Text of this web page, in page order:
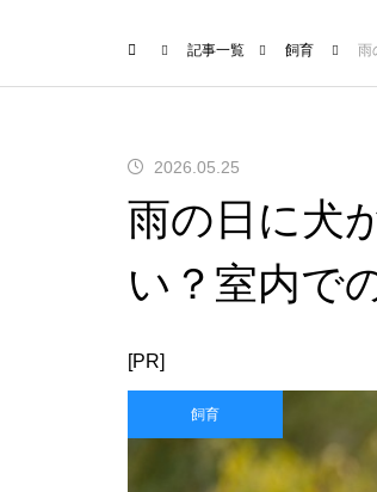
記事一覧 飼育 雨
2026.05.25
雨の日に犬
い？室内で
[PR]
飼育